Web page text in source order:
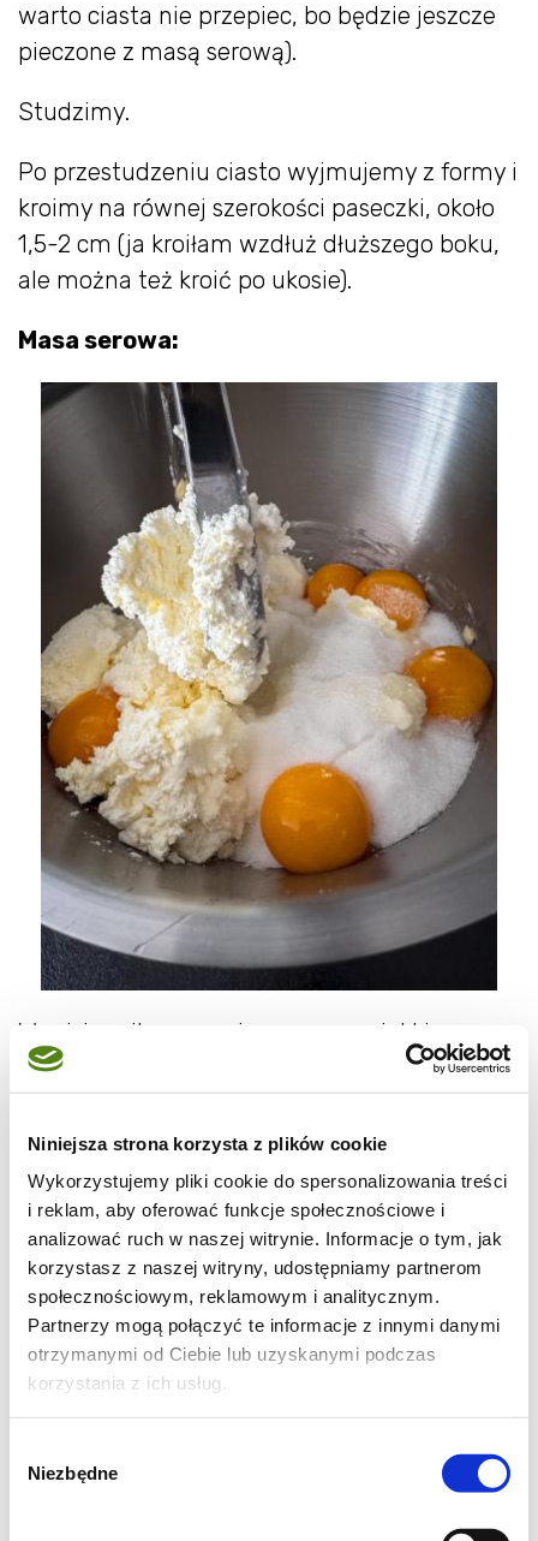
Niniejsza strona korzysta z plików cookie
Wykorzystujemy pliki cookie do spersonalizowania treści
i reklam, aby oferować funkcje społecznościowe i
analizować ruch w naszej witrynie. Informacje o tym, jak
korzystasz z naszej witryny, udostępniamy partnerom
społecznościowym, reklamowym i analitycznym.
Partnerzy mogą połączyć te informacje z innymi danymi
otrzymanymi od Ciebie lub uzyskanymi podczas
korzystania z ich usług.
zgody
Niezbędne
warto ciasta nie przepiec, bo będzie jeszcze
pieczone z masą serową).
Studzimy.
Po przestudzeniu ciasto wyjmujemy z formy i
kroimy na równej szerokości paseczki, około
1,5-2 cm (ja kroiłam wzdłuż dłuższego boku,
ale można też kroić po ukosie).
Masa serowa:
W misie miksera umieszczamy miękkie
masło, ucieramy je przez chwilę. Następnie
cukier oraz proszek budyniowy, miksujemy do
połączenia (około 20-30 sekund).